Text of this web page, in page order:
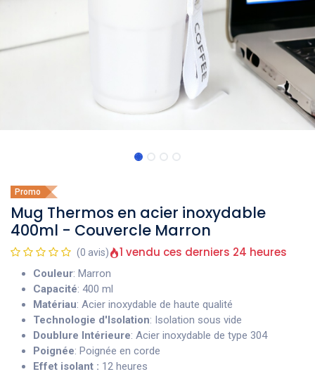
Promo
Mug Thermos en acier inoxydable
400ml - Couvercle Marron
(0 avis) 1 vendu ces derniers 24 heures
Couleur: Marron
Capacité: 400 ml
Matériau: Acier inoxydable de haute qualité
Technologie d'Isolation: Isolation sous vide
Doublure Intérieure: Acier inoxydable de type 304
Poignée: Poignée en corde
Effet isolant : 12 heures